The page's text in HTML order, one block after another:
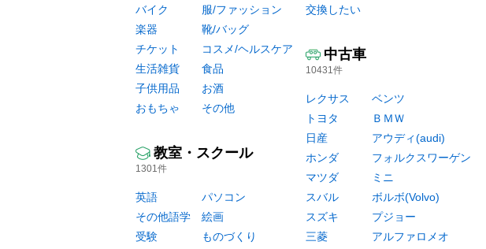
バイク
楽器
チケット
生活雑貨
子供用品
おもちゃ
服/ファッション
靴/バッグ
コスメ/ヘルスケア
食品
お酒
その他
教室・スクール
1301件
英語
その他語学
受験
パソコン
絵画
ものづくり
交換したい
中古車
10431件
レクサス
トヨタ
日産
ホンダ
マツダ
スバル
スズキ
三菱
ベンツ
ＢＭＷ
アウディ(audi)
フォルクスワーゲン
ミニ
ボルボ(Volvo)
プジョー
アルファロメオ